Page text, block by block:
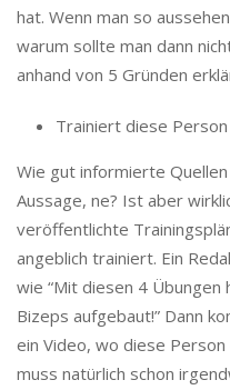
hat. Wenn man so
warum sollte man dann
anhand von 5 Gründen
Trainiert diese Person
Wie gut informierte
Aussage, ne? Ist aber
veröffentlichte
angeblich trainiert. Ein
wie “Mit diesen 4
Bizeps aufgebaut!” Dann
ein Video, wo diese
muss natürlich schon